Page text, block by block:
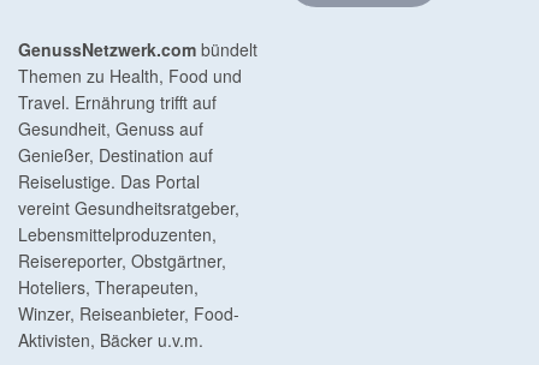
GenussNetzwerk.com bündelt
Themen zu Health, Food und
Travel. Ernährung trifft auf
Gesundheit, Genuss auf
Genießer, Destination auf
Reiselustige. Das Portal
vereint Gesundheitsratgeber,
Lebensmittelproduzenten,
Reisereporter, Obstgärtner,
Hoteliers, Therapeuten,
Winzer, Reiseanbieter, Food-
Aktivisten, Bäcker u.v.m.